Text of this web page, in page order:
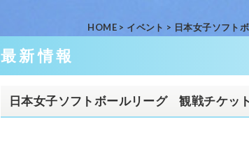
HOME > イベント > 日本女子ソフト
最新情報
日本女子ソフトボールリーグ 観戦チケッ